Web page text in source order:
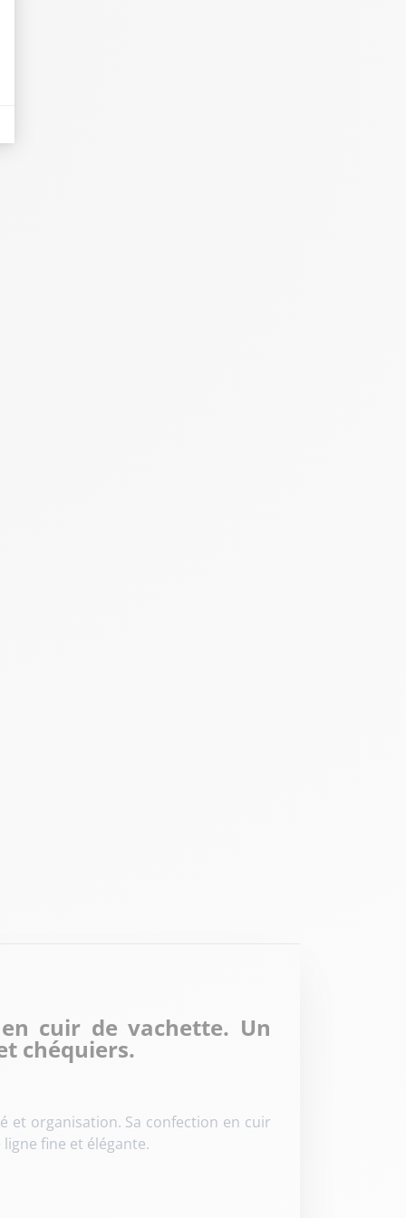
cuir de vachette. Un
chéquiers.
et organisation. Sa confection en cuir
fine et élégante.